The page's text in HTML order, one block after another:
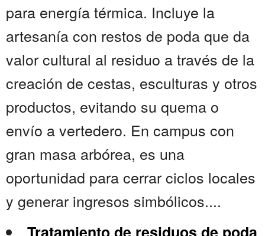
para energía térmica. Incluye la
artesanía con restos de poda que da
valor cultural al residuo a través de la
creación de cestas, esculturas y otros
productos, evitando su quema o
envío a vertedero. En campus con
gran masa arbórea, es una
oportunidad para cerrar ciclos locales
y generar ingresos simbólicos....